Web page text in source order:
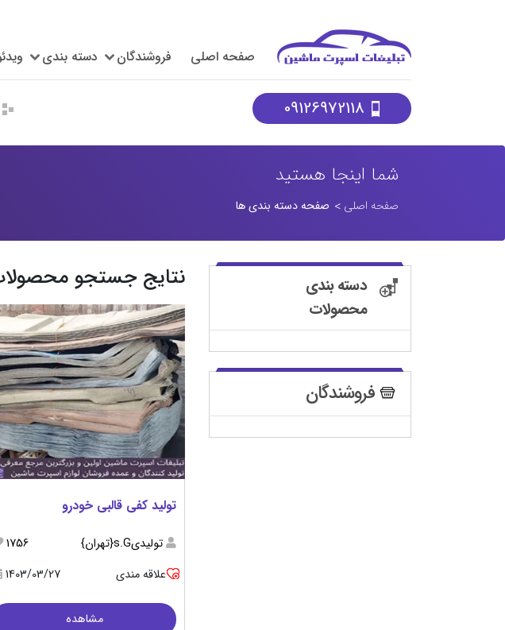
صفحه اصلی فروشندگان دسته بندی
09126972118
شما اینجا هستید
صفحه اصلی صفحه دسته بندی ها
دسته بندی
محصولات
فروشندگان
نتایج جستجو
تولید کفی قالبی خودرو
تولیدیs.G{تهران}
1756
علاقه مندی
1403/03/27
مشاهده